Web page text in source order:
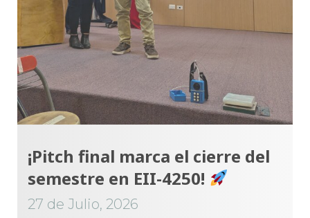
¡Pitch final marca el cierre del
semestre en EII-4250!
27 de Julio, 2026